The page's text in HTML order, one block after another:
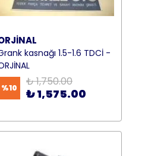
kasnağı 1.5-1.6 TDCİ -
%10 ₺ 1,750.00
₺ 1,575.00